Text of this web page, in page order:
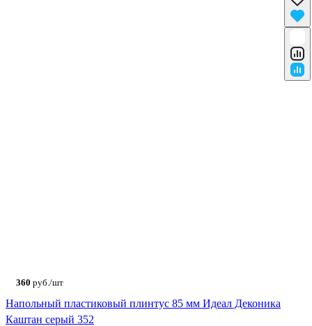
360 руб./шт
Напольный пластиковый плинтус 85 мм Идеал Деконика
Каштан серый 352